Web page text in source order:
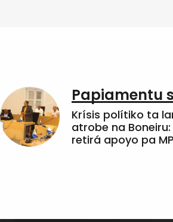
Papiamentu
Krísis polítiko ta
atrobe na Boneiru:
retirá apoyo pa